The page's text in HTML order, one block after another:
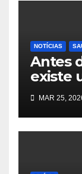
NOTÍCIAS
Antes
existe
vida
paz às
MAR 25,